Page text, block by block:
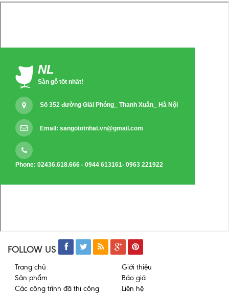
NL
Sàn gỗ tốt nhất!
Số 352 đường Giải Phóng_ Thanh Xuân_ Hà Nội
Email: sangototnhat.vn@gmail.com
Phone: 02436.618.666 - 0944 613161- 0963 221922
FOLLOW US
Trang chủ
Giới thiệu
Sản phẩm
Báo giá
Các công trình đã thi công
Liên hệ